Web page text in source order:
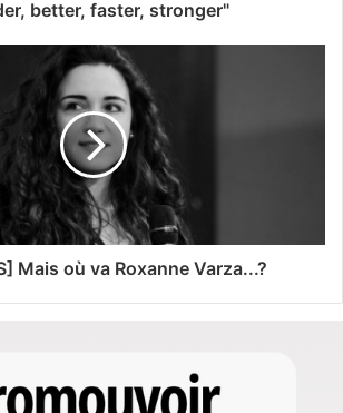
better, faster, stronger"
Mais où va Roxanne Varza...?